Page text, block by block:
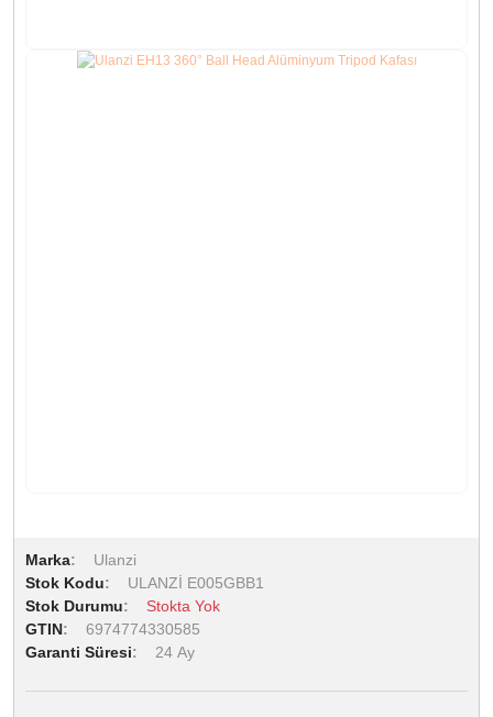
Marka
Ulanzi
Stok Kodu
ULANZİ E005GBB1
Stok Durumu
Stokta Yok
GTIN
6974774330585
Garanti Süresi
24 Ay